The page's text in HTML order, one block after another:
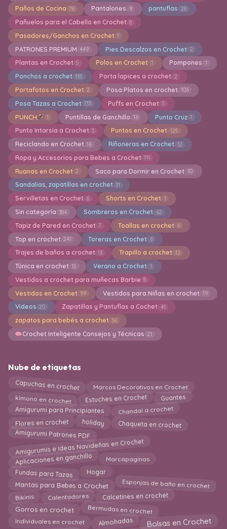
Paños de Cocina 78 Pantalones 9 pantuflas 28
Pañuelos para el Cabello en Crochet 8
Pasadores/Ganchos en Crochet 1
PATRONES PREMIUM 449 Pies Descalzos en Crochet 2
Plantas en Crochet 5 Polos en Crochet 1 Pompones 1
Ponchos a crochet 135 Porta lapices a crochet 2
Portafotos en Crochet 2 Posa Platos en crochet 106
Posa Tazas a Crochet 133 Puffs en Crochet 5
PUNCH 1 Puntillas de Ganchillo 16 Punto Cruz 1
Punto Intarsia a Crochet 3 Puntos en Crochet 125
Reciclando en Crochet 16 Riñoneras en Crochet 12
Ropa y Accesorios para Bebes a Crochet 111
Ruanas en Crochet 2 Saco para Dormir en Crochet 10
Sandalias, zapatillas en crochet 31
Servilletas en Crochet 6 Shorts en Crochet 1
Sin categoría 384 Sombreros en Crochet 62
Tapiz de Pared en Crochet 7 Toallas en crochet 6
Top en crochet 241 Toreras en Crochet 6
Trajes de baños a crochet 13 Trapillo a crochet 12
Túnica en crochet 15 Verano a Crochet 1
Vestidos a crochet para muñecas Barbie 8
Vestidos en Crochet 99 Vestidos para Niñas en crochet 19
Videos 20 Zapatillas y Pantuflas a Cochet 41
zapatos para bebés a crochet 36
Crochet Inteligente Consejos y Técnicas 21
Nube de etiquetas
Capuchas en crochet Marcos Decorativos en Crochet
kimono en crochet Estuches en Crochet Guantes
Amigurumi para Principiantes Chandal a crochet
Flores en crochet holiday Chaqueta en crochet
Amigurumi Patrones PDF
Amigurumis e Ideas Navideñas en Crochet
Aplicaciones en ganchillo Marcapaginas
Fundas para Tazas Hogar
Mantas para Bebes a Crochet Esponjas de baño en crochet
Bikinis Calentadores Calcetines en crochet
Gorros en crochet Bermudas en crochet
Individuales en crochet Almohadas Bolsas en Crochet